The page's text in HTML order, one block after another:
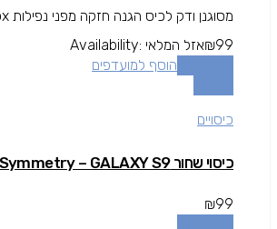
מסוגנן ודק לכיס הגנה חזקה מפני נפילות OtterBox הינה חברה בין המובילות בתחום המגן עולה מעל גובה המסך להגנה מרבית.
₪99
Availability: אזל המלאי
הוסף למועדפים
כיסויים
כיסוי שחור OtterBox Symmetry – GALAXY S9
₪99